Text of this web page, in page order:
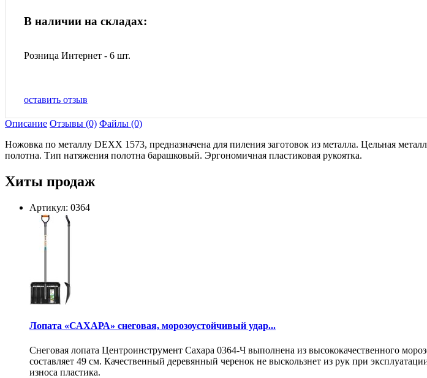
В наличии на складах:
Розница Интернет - 6 шт.
оставить отзыв
Описание Отзывы (0) Файлы (0)
Ножовка по металлу DEXX 1573, предназначена для пиления заготовок из металла. Цельная
полотна. Тип натяжения полотна барашковый. Эргономичная пластиковая рукоятка.
Хиты продаж
Артикул: 0364
Лопата «САХАРА» снеговая, морозоустойчивый удар...
Снеговая лопата Центроинструмент Сахара 0364-Ч выполнена из высококачественного
составляет 49 см. Качественный деревянный черенок не выскользнет из рук при
износа пластика.